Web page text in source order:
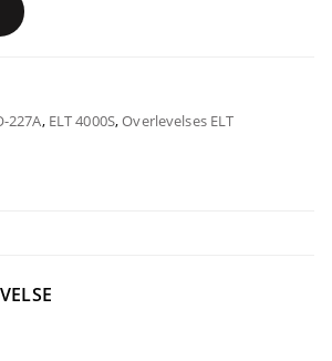
227A, ELT 4000S,Overlevelses ELT